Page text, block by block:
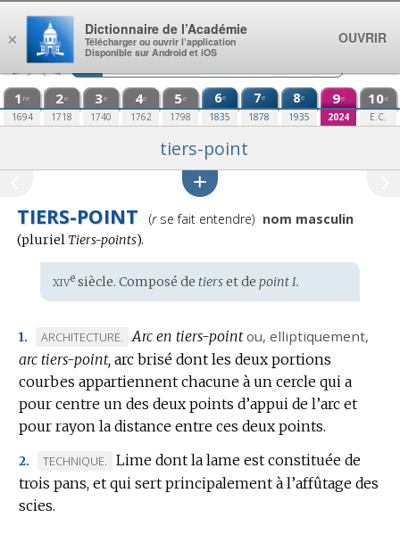
Aller au contenu
1 re
1694
2e
1718
3e
1740
4e
1762
5e
1798
6e
1835
7e
1878
8e
1935
9e
2024
10e
E.C.
tiers-point
TIERS-POINT
Prononciation
(rse fait entendre) nom masculin
(pluriel Tiers-points).
Étymologie
:
xivesiècle. Composé de tierset de point I.
1.
MARQUE
DE
DOMAINE
:
ARCHITECTURE. Arc en tiers-point ou, elliptiquement,
arc tiers-point, arc brisé dont les deux portions
courbes appartiennent chacune à un cercle qui a
pour centre un des deux points d’appui de l’arc et
pour rayon la distance entre ces deux points.
2.
MARQUE
DE
DOMAINE
TECHNIQUE.
Lime dont la lame est constituée de
trois pans, et qui sert principalement à l’affûtage des
scies.
×
Dictionnaire de l’Académie
Télécharger ou ouvrir l’application
Disponible sur Android et iOS
OUVRIR